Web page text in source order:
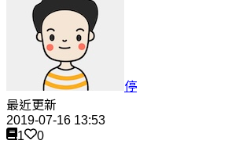
停
最近更新
2019-07-16 13:53
1
0